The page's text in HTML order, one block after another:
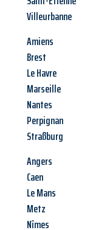
Villeurbanne
Amiens
Brest
Le Havre
Marseille
Nantes
Perpignan
Straßburg
Angers
Caen
Le Mans
Metz
Nîmes